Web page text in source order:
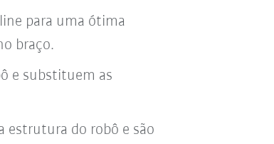
para uma ótima
braço.
e substituem as
estrutura do robô e são